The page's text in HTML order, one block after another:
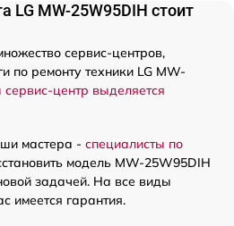
LG MW-25W95DIH стоит
сервис-центров,
по ремонту техники LG MW-
центр выделяется
мастера - специалисты по
модель MW-25W95DIH
задачей. На все виды
имеется гарантия.